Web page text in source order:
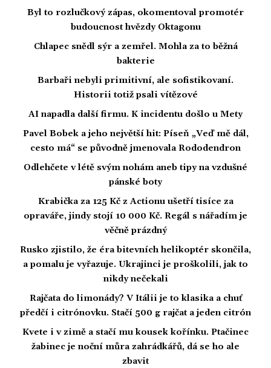
Byl to rozlučkový zápas, okomentoval promotér
budoucnost hvězdy Oktagonu
Chlapec snědl sýr a zemřel. Mohla za to běžná
bakterie
Barbaři nebyli primitivní, ale sofistikovaní.
Historii totiž psali vítězové
AI napadla další firmu. K incidentu došlo u Mety
Pavel Bobek a jeho největší hit: Píseň „Veď mě dál,
cesto má“ se původně jmenovala Rododendron
Odlehčete v létě svým nohám aneb tipy na vzdušné
pánské boty
Krabička za 125 Kč z Actionu ušetří tisíce za
opraváře, jindy stojí 10 000 Kč. Regál s nářadím je
věčně prázdný
Rusko zjistilo, že éra bitevních helikoptér skončila,
a pomalu je vyřazuje. Ukrajinci je proškolili, jak to
nikdy nečekali
Rajčata do limonády? V Itálii je to klasika a chuť
předčí i citrónovku. Stačí 500 g rajčat a jeden citrón
Kvete i v zimě a stačí mu kousek kořínku. Ptačinec
žabinec je noční můra zahrádkářů, dá se ho ale
zbavit